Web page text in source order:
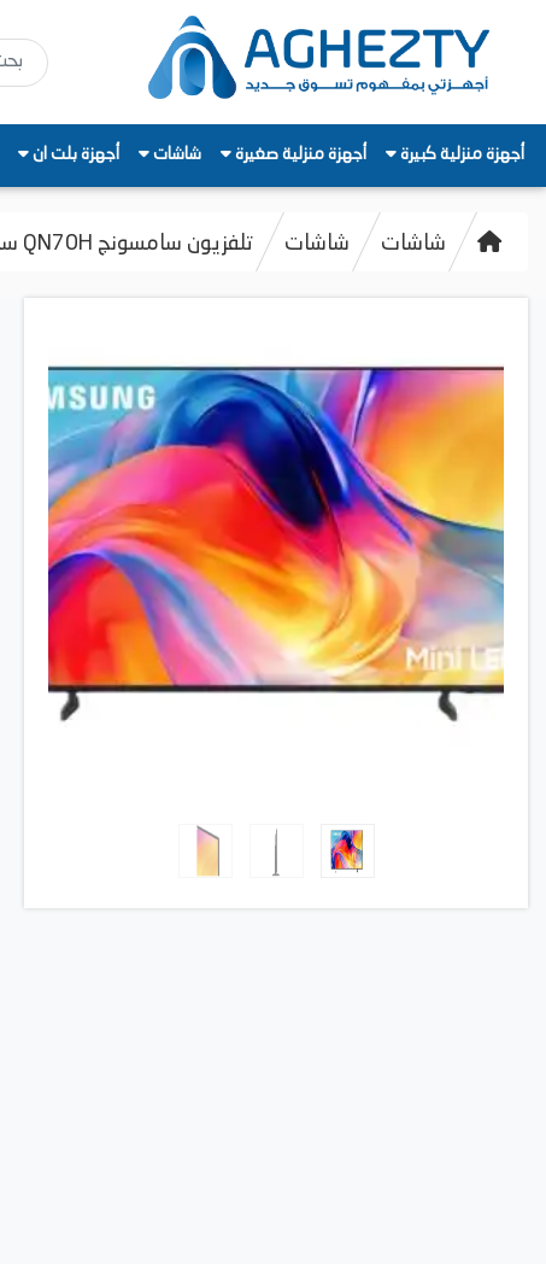
أجهزة منزلية كبيرة أجهزة منزلية صغيرة شاشات أجهزة بلت ان
شاشات شاشات تلفزيون سامسونج QN70H سمارت،85 بوصه QLED، بدقة 4K UHD، بريسيفر